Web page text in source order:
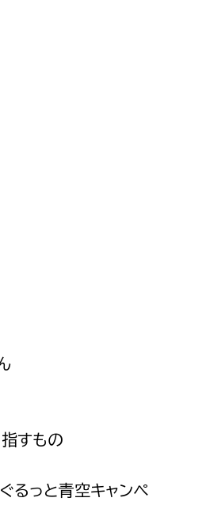
りたい
課
課
課
すもの
るっと青空キャンペ